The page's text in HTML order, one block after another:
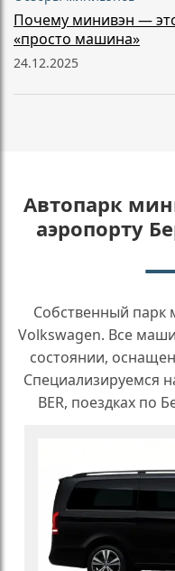
Почему минивэн —
«просто машина»
24.12.2025
Автопарк
аэропорту
Собственный парк
Volkswagen. Все
состоянии,
Специализируемся
BER, поездках по